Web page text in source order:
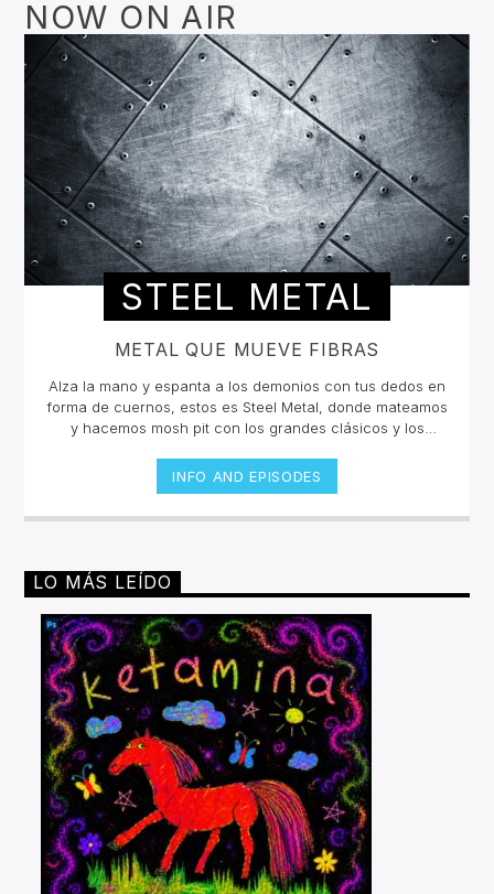
NOW ON AIR
STEEL METAL
METAL QUE MUEVE FIBRAS
Alza la mano y espanta a los demonios con tus dedos en
forma de cuernos, estos es Steel Metal, donde mateamos
y hacemos mosh pit con los grandes clásicos y los
Symphonic Metal, Doom, Stoner, Nu Metal, Glam metal,
Speed Metal, Black Metal, Metal Progresivo ¡y más
ruido!Miércoles 6pm a 8 pm | Domingo 10 am a 12 pm por
INFO AND EPISODES
LO MÁS LEÍDO